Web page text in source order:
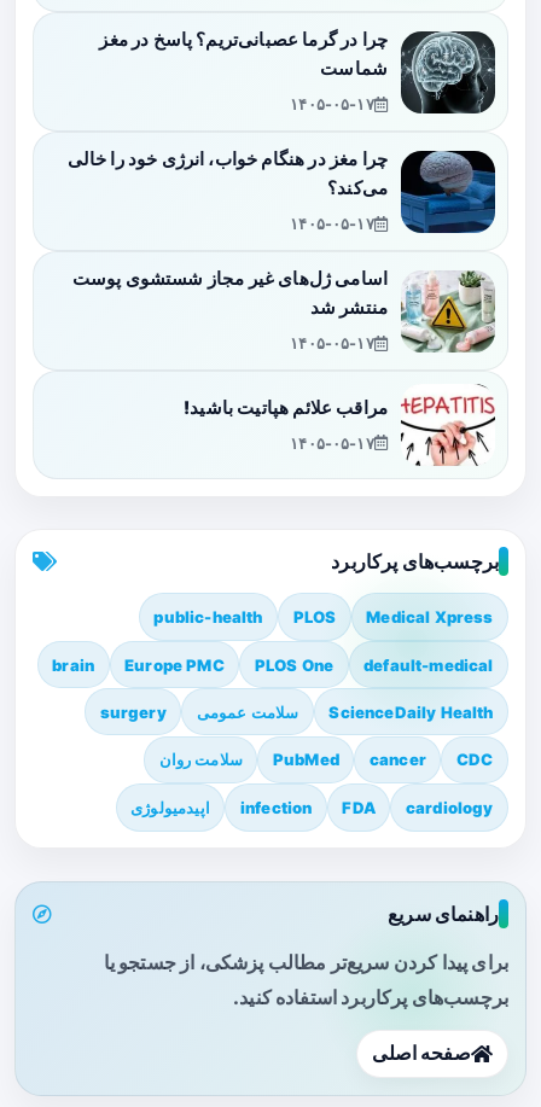
چرا در گرما عصبانی‌تریم؟ پاسخ در مغز
شماست
۱۴۰۵-۰۵-۱۷
چرا مغز در هنگام خواب، انرژی خود را خالی
می‌کند؟
۱۴۰۵-۰۵-۱۷
اسامی ژل‌های غیر مجاز شستشوی پوست
منتشر شد
۱۴۰۵-۰۵-۱۷
مراقب علائم هپاتیت باشید!
۱۴۰۵-۰۵-۱۷
برچسب‌های پرکاربرد
Medical Xpress
PLOS
public-health
default-medical
PLOS One
Europe PMC
brain
ScienceDaily Health سلامت عمومی surgery
CDC
cancer
PubMed سلامت روان
cardiology
FDA
infection اپیدمیولوژی
راهنمای سریع
برای پیدا کردن سریع‌تر مطالب پزشکی، از جستجو یا
برچسب‌های پرکاربرد استفاده کنید.
صفحه اصلی